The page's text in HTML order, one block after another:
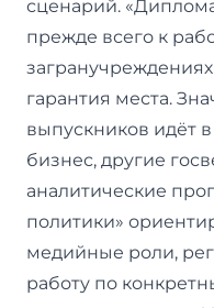
сценарий.
прежде всего к
гарантия места.
выпускников идёт
бизнес, другие
аналитические
политики»
медийные роли,
работу по